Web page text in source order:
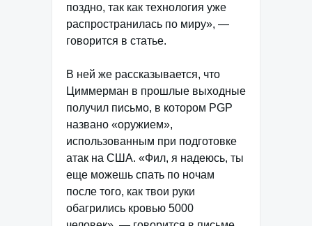
поздно, так как технология уже
распространилась по миру», —
говорится в статье.
В ней же рассказывается, что
Циммерман в прошлые выходные
получил письмо, в котором PGP
названо «оружием»,
использованным при подготовке
атак на США. «Фил, я надеюсь, ты
еще можешь спать по ночам
после того, как твои руки
обагрились кровью 5000